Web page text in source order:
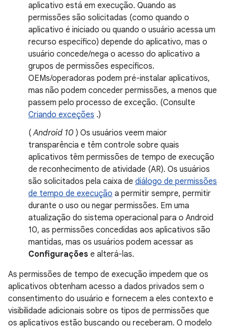
aplicativo está em execução. Quando as
permissões são solicitadas (como quando o
aplicativo é iniciado ou quando o usuário acessa um
recurso específico) depende do aplicativo, mas o
usuário concede/nega o acesso do aplicativo a
grupos de permissões específicos.
OEMs/operadoras podem pré-instalar aplicativos,
mas não podem conceder permissões, a menos que
passem pelo processo de exceção. (Consulte
Criando exceções .)
(Android 10 ) Os usuários veem maior
transparência e têm controle sobre quais
aplicativos têm permissões de tempo de execução
de reconhecimento de atividade (AR). Os usuários
são solicitados pela caixa de diálogo de permissões
de tempo de execução a permitir sempre, permitir
durante o uso ou negar permissões. Em uma
atualização do sistema operacional para o Android
10, as permissões concedidas aos aplicativos são
mantidas, mas os usuários podem acessar as
Configurações e alterá-las.
As permissões de tempo de execução impedem que os
aplicativos obtenham acesso a dados privados sem o
consentimento do usuário e fornecem a eles contexto e
visibilidade adicionais sobre os tipos de permissões que
os aplicativos estão buscando ou receberam. O modelo